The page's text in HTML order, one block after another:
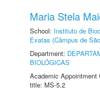
Maria Stela
School: Instituto de
Exatas (Câmpus de
Department:
BIOLÓGICAS
Academic Appointment
title: MS-5.2